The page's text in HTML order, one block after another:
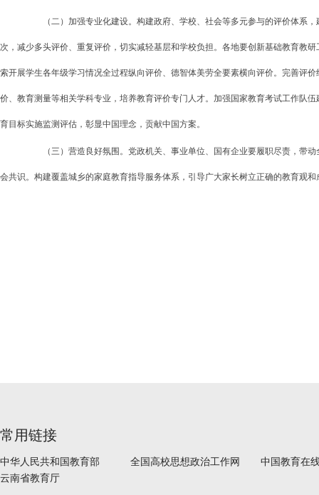
（二）加强专业化建设。构建政府、学校、社会等多元参与的评价体系，
次，减少多头评价、重复评价，切实减轻基层和学校负担。各地要创新基础教育教
索开展学生各年级学习情况全过程纵向评价、德智体美劳全要素横向评价。完善评
价、教育测量等相关学科专业，培养教育评价专门人才。加强国家教育考试工作队
育目标实施监测评估，彰显中国理念，贡献中国方案。
（三）营造良好氛围。党政机关、事业单位、国有企业要履职尽责，带动
会共识。构建覆盖城乡的家庭教育指导服务体系，引导广大家长树立正确的教育观
常用链接
中华人民共和国教育部 全国高校思想政治工作网
中国教育在
云南省教育厅